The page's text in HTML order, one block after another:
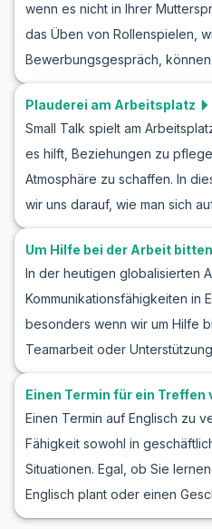
wenn es nicht in Ihrer
das Üben von Rollenspielen,
Bewerbungsgespräch,
verbessern und mehr
Artikel konzentrieren wir uns
erfolgreichen
Vokabeln und
echten englischen
könnten. Nutzen Sie diese
Plauderei am Arbeitsplatz
Small Talk spielt am
es hilft, Beziehungen zu
Atmosphäre zu schaffen. In
wir uns darauf, wie man sich
engagiert, um Ihre Fähigkeiten
verbessern. Indem Sie
Wochenendpläne oder
üben, können Sie Ihre
stärken. Sie finden eine
und wichtigen
Um Hilfe bei der Arbeit bitten
In der heutigen globalisierten
Kommunikationsfähigkeiten in
besonders wenn wir um Hilfe
Teamarbeit oder
alle stehen gelegentlich vor
benötigen. In diesem Artikel
und präzise im Arbeitsumfeld
Durch das Üben von
Arbeitsplatz und das Erlernen
Bitten um Hilfe, werden Sie
Einen Termin für ein Treffen
Einen Termin auf Englisch zu
Fähigkeit sowohl in
Situationen. Egal, ob Sie
Englisch plant oder einen
richtige Vokabular und